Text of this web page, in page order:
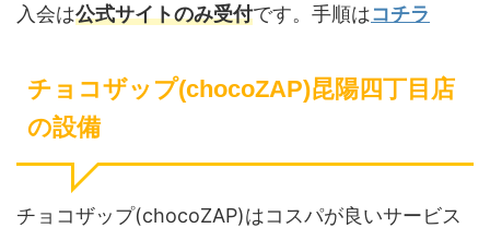
入会は公式サイトのみ受付です。手順はコチラ
チョコザップ(chocoZAP)昆陽四丁目店
の設備
チョコザップ(chocoZAP)はコスパが良いサービス